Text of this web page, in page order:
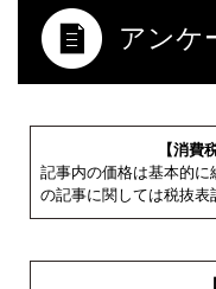
アンケ
【消費
記事内の価格は基本的
の記事に関しては税抜表